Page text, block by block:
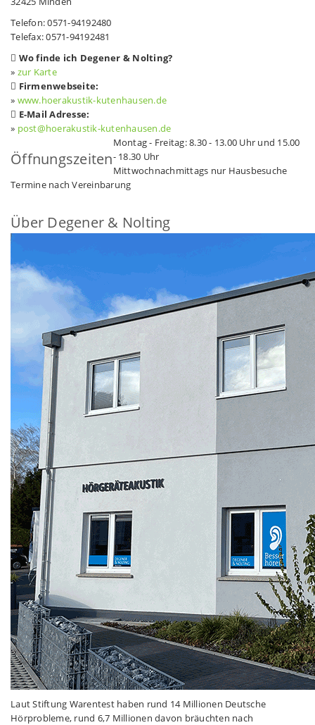
Telefon: 0571-94192480
Telefax: 0571-94192481
Wo finde ich Degener & Nolting?
» zur Karte
Firmenwebseite:
» www.hoerakustik-kutenhausen.de
E-Mail Adresse:
» post@hoerakustik-kutenhausen.de
Öffnungszeiten
Montag - Freitag: 8.30 - 13.00 Uhr und 15.00
- 18.30 Uhr
Mittwochnachmittags nur Hausbesuche
Termine nach Vereinbarung
Über Degener & Nolting
Laut Stiftung Warentest haben rund 14 Millionen Deutsche
Hörprobleme, rund 6,7 Millionen davon bräuchten nach